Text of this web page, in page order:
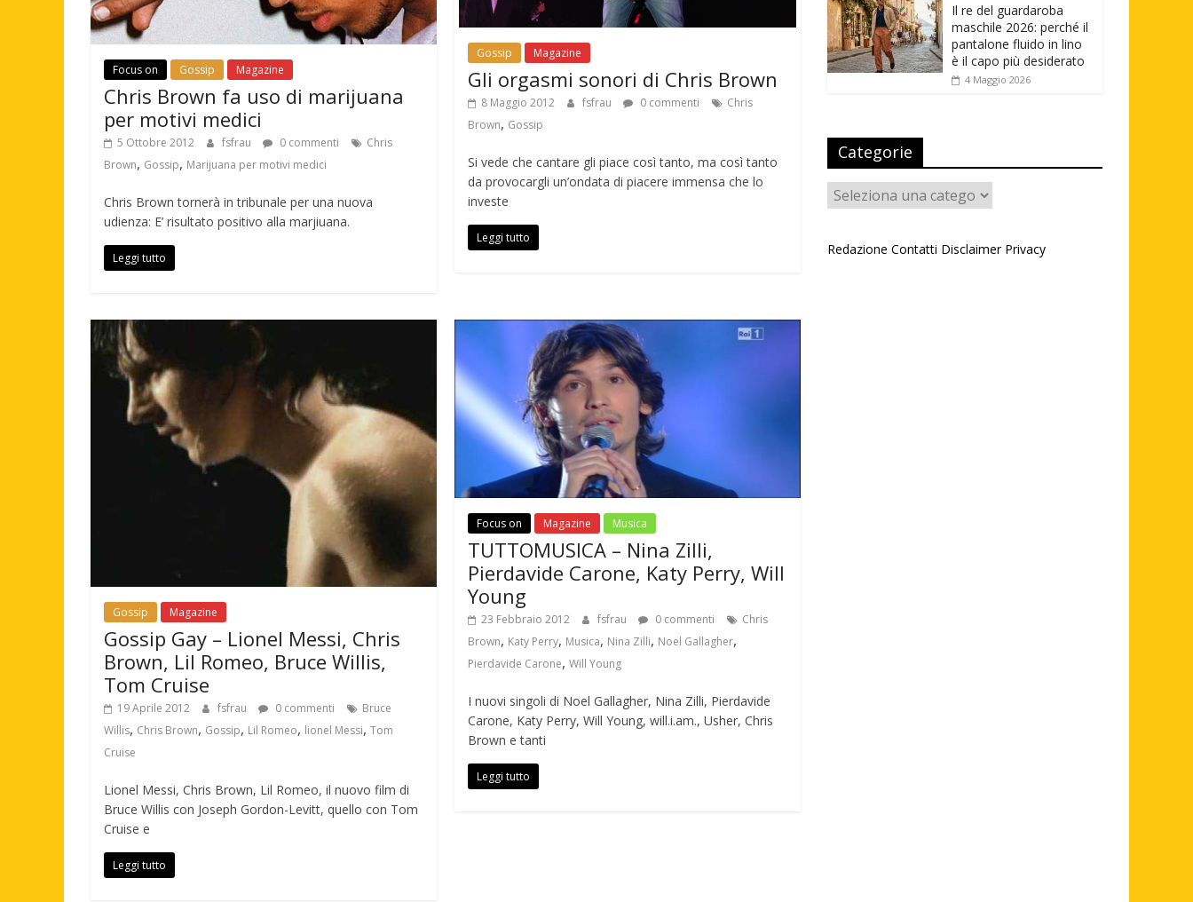
Focus on Gossip Magazine
Chris Brown fa uso di marijuana
per motivi medici
5 Ottobre 2012 fsfrau 0 commenti
Chris
Brown, Gossip, Marijuana per motivi medici
Chris Brown tornerà in tribunale per una nuova
udienza: E’ risultato positivo alla marjiuana.
Leggi tutto
Gossip Magazine
Gli orgasmi sonori di Chris Brown
8 Maggio 2012 fsfrau 0 commenti
Chris
Brown, Gossip
Si vede che cantare gli piace così tanto, ma così tanto
da provocargli un’ondata di piacere immensa che lo
investe
Leggi tutto
Gossip Magazine
Gossip Gay – Lionel Messi, Chris
Brown, Lil Romeo, Bruce Willis,
Tom Cruise
19 Aprile 2012 fsfrau 0 commenti
Bruce
Willis, Chris Brown, Gossip, Lil Romeo, lionel Messi, Tom
Cruise
Lionel Messi, Chris Brown, Lil Romeo, il nuovo film di
Bruce Willis con Joseph Gordon-Levitt, quello con Tom
Cruise e
Leggi tutto
Focus on Magazine Musica
TUTTOMUSICA – Nina Zilli,
Pierdavide Carone, Katy Perry, Will
Young
23 Febbraio 2012 fsfrau 0 commenti
Chris
Brown, Katy Perry, Musica, Nina Zilli, Noel Gallagher,
Pierdavide Carone,Will Young
I nuovi singoli di Noel Gallagher, Nina Zilli, Pierdavide
Carone, Katy Perry, Will Young, will.i.am., Usher, Chris
Brown e tanti
Leggi tutto
Il re del guardaroba
maschile 2026: perché il
pantalone fluido in lino
è il capo più desiderato
4 Maggio 2026
Categorie
Categorie
Redazione Contatti Disclaimer Privacy